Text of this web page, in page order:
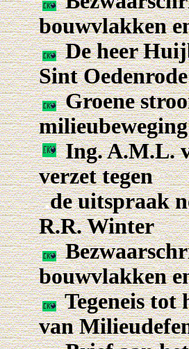
bouwvlakken
De heer
Sint
Groene
Ing. A.M.L.
verzet tegen
.de uitspraak
R.R. Winter
bouwvlakken
Tegeneis tot
van